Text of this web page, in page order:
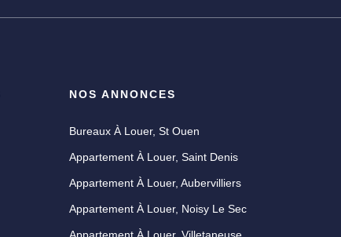
NOS ANNONCES
Bureaux À Louer, St Ouen
Appartement À Louer, Saint Denis
Appartement À Louer, Aubervilliers
Appartement À Louer, Noisy Le Sec